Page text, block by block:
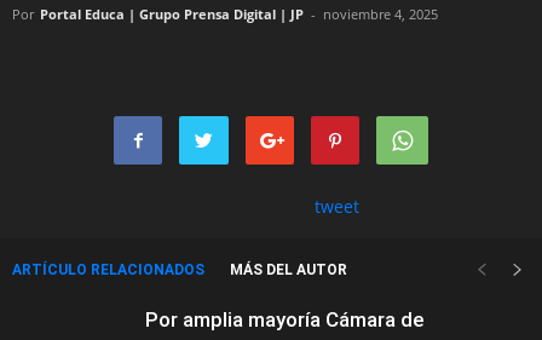
Por Portal Educa | Grupo Prensa Digital | JP - noviembre 4, 2025
tweet
ARTÍCULO RELACIONADOS MÁS DEL AUTOR
Por amplia mayoría Cámara de